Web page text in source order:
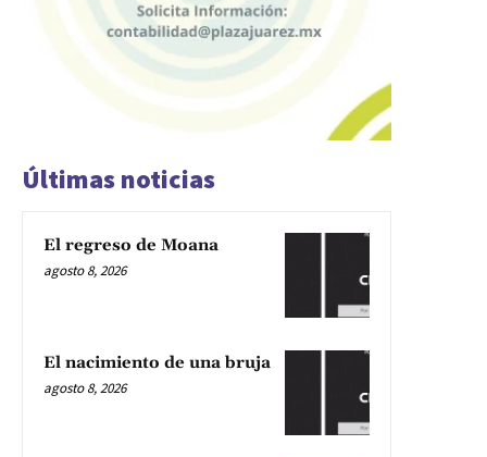
Últimas noticias
El regreso de Moana
agosto 8, 2026
El nacimiento de una bruja
agosto 8, 2026